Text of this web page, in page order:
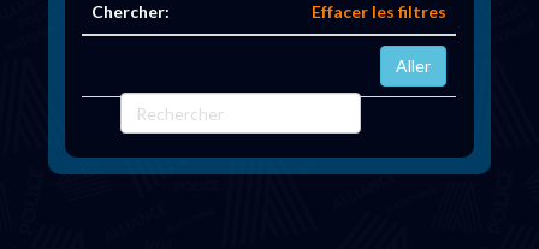
Chercher: Effacer les filtres